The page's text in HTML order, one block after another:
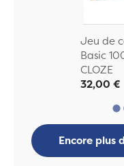
Jeu de
Basic
CLOZE
32,00 €
Encore plus